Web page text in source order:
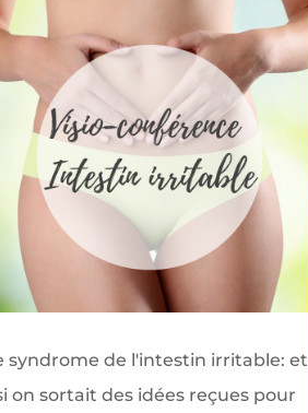
syndrome de l'intestin irritable: et
on sortait des idées reçues pour